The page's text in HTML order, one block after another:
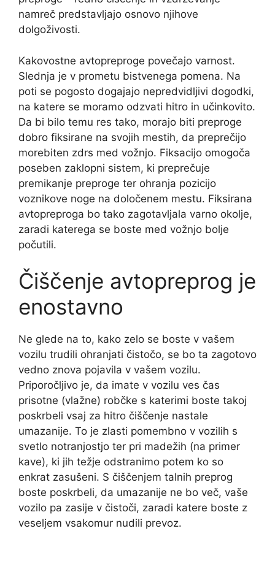
namreč predstavljajo osnovo njihove
dolgoživosti.
Kakovostne avtopreproge povečajo varnost.
Slednja je v prometu bistvenega pomena. Na
poti se pogosto dogajajo nepredvidljivi dogodki,
na katere se moramo odzvati hitro in učinkovito.
Da bi bilo temu res tako, morajo biti preproge
dobro fiksirane na svojih mestih, da preprečijo
morebiten zdrs med vožnjo. Fiksacijo omogoča
poseben zaklopni sistem, ki preprečuje
premikanje preproge ter ohranja pozicijo
voznikove noge na določenem mestu. Fiksirana
avtopreproga bo tako zagotavljala varno okolje,
zaradi katerega se boste med vožnjo bolje
počutili.
Čiščenje avtopreprog je
enostavno
Ne glede na to, kako zelo se boste v vašem
vozilu trudili ohranjati čistočo, se bo ta zagotovo
vedno znova pojavila v vašem vozilu.
Priporočljivo je, da imate v vozilu ves čas
prisotne (vlažne) robčke s katerimi boste takoj
poskrbeli vsaj za hitro čiščenje nastale
umazanije. To je zlasti pomembno v vozilih s
svetlo notranjostjo ter pri madežih (na primer
kave), ki jih težje odstranimo potem ko so
enkrat zasušeni. S čiščenjem talnih preprog
boste poskrbeli, da umazanije ne bo več, vaše
vozilo pa zasije v čistoči, zaradi katere boste z
veseljem vsakomur nudili prevoz.